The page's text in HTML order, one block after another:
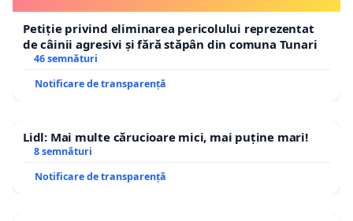
Petiție privind eliminarea pericolului reprezentat
de câinii agresivi și fără stăpân din comuna Tunari
46 semnături
Notificare de transparență
Lidl: Mai multe cărucioare mici, mai puține mari!
8 semnături
Notificare de transparență